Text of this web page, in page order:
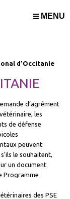
MENU
d’Occitanie
d’agrément
les
de défense
peuvent
le souhaitent,
un document
Programme
des PSE